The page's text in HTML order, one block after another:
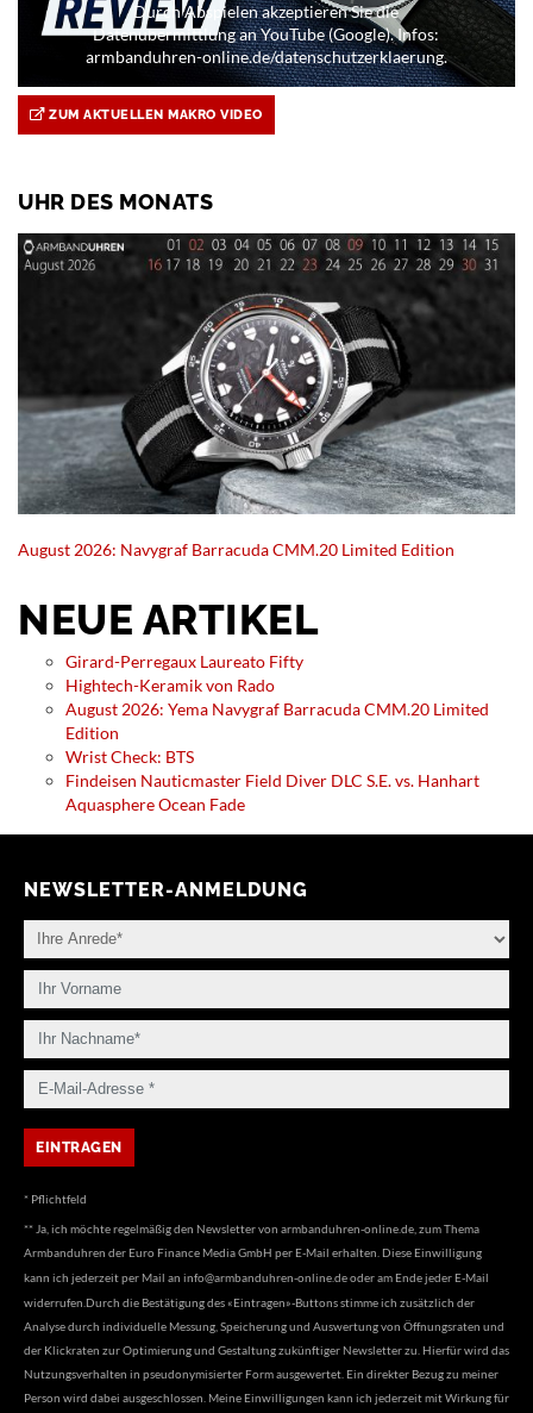
Durch Abspielen akzeptieren Sie die
Datenübermittlung an YouTube (Google). Infos:
armbanduhren-online.de/datenschutzerklaerung.
ZUM AKTUELLEN MAKRO VIDEO
UHR DES MONATS
August 2026: Navygraf Barracuda CMM.20 Limited Edition
NEUE ARTIKEL
Girard-Perregaux Laureato Fifty
Hightech-Keramik von Rado
August 2026: Yema Navygraf Barracuda CMM.20 Limited
Edition
Wrist Check: BTS
Findeisen Nauticmaster Field Diver DLC S.E. vs. Hanhart
Aquasphere Ocean Fade
NEWSLETTER-ANMELDUNG
* Pflichtfeld
** Ja, ich möchte regelmäßig den Newsletter von armbanduhren-online.de, zum Thema
Armbanduhren der Euro Finance Media GmbH per E-Mail erhalten. Diese Einwilligung
kann ich jederzeit per Mail an info@armbanduhren-online.deoder am Ende jeder E-Mail
widerrufen.Durch die Bestätigung des «Eintragen»-Buttons stimme ich zusätzlich der
Analyse durch individuelle Messung, Speicherung und Auswertung von Öffnungsraten und
der Klickraten zur Optimierung und Gestaltung zukünftiger Newsletter zu. Hierfür wird das
Nutzungsverhalten in pseudonymisierter Form ausgewertet. Ein direkter Bezug zu meiner
Person wird dabei ausgeschlossen. Meine Einwilligungen kann ich jederzeit mit Wirkung für